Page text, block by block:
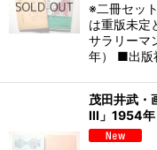
※二冊セッ
は重版未定
サラリーマ
年） ■出版
茂田井武
III」1954年